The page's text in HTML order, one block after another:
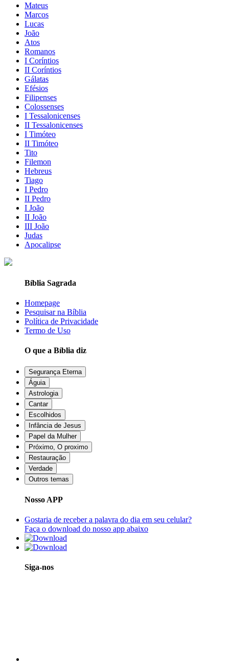
Mateus
Marcos
Lucas
João
Atos
Romanos
I Coríntios
II Coríntios
Gálatas
Efésios
Filipenses
Colossenses
I Tessalonicenses
II Tessalonicenses
I Timóteo
II Timóteo
Tito
Filemon
Hebreus
Tiago
I Pedro
II Pedro
I João
II João
III João
Judas
Apocalipse
Bíblia Sagrada
Homepage
Pesquisar na Bíblia
Política de Privacidade
Termo de Uso
O que a Bíblia diz
Segurança Eterna
Águia
Astrologia
Cantar
Escolhidos
Infância de Jesus
Papel da Mulher
Próximo, O proximo
Restauração
Verdade
Outros temas
Nosso APP
Gostaria de receber a palavra do dia em seu celular?
Faça o download do nosso app abaixo
Siga-nos